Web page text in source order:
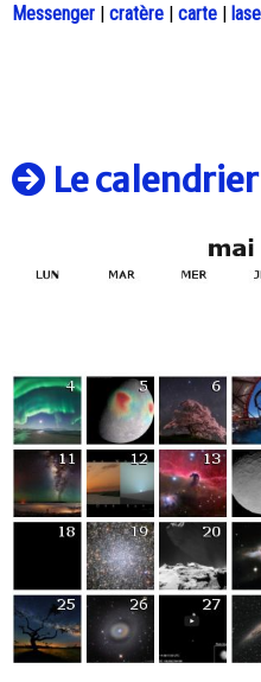
Messenger | cratère | carte |
Le